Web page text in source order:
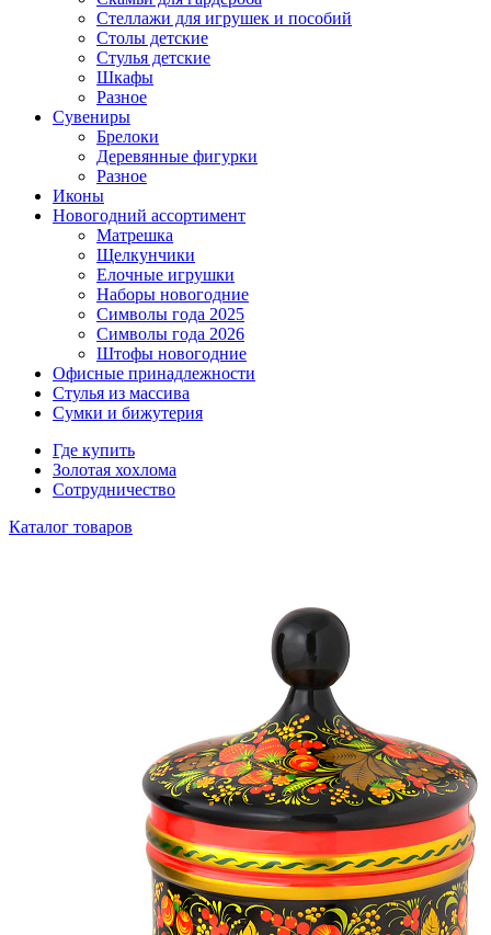
Стеллажи для игрушек и пособий
Столы детские
Стулья детские
Шкафы
Разное
Сувениры
Брелоки
Деревянные фигурки
Разное
Иконы
Новогодний ассортимент
Матрешка
Щелкунчики
Елочные игрушки
Наборы новогодние
Символы года 2025
Символы года 2026
Штофы новогодние
Офисные принадлежности
Стулья из массива
Сумки и бижутерия
Где купить
Золотая хохлома
Сотрудничество
Каталог товаров